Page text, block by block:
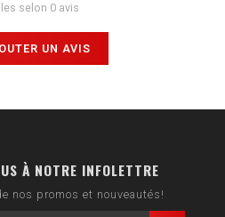
selon 0 avis
UN AVIS
À NOTRE INFOLETTRE
nos promos et nouveautés!